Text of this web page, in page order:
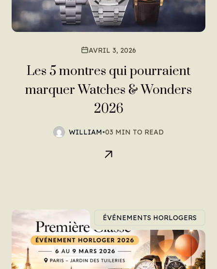
AVRIL 3, 2026
Les 5 montres qui pourraient
marquer Watches & Wonders
2026
WILLIAM•03 MIN TO READ
ÉVÉNEMENTS HORLOGERS